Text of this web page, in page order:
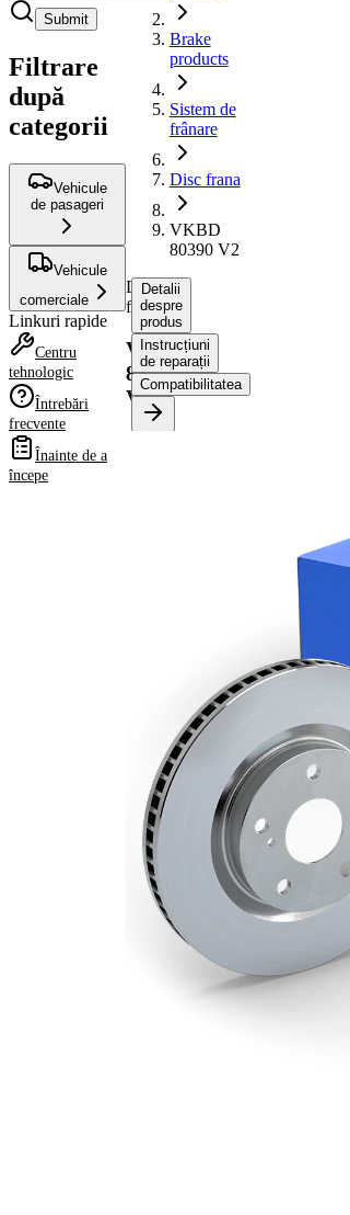
Submit
Filtrare
după
categorii
Vehicule
de pasageri
Vehicule
comerciale
Linkuri rapide
Centru
tehnologic
Întrebări
frecvente
Înainte de a
începe
Brake
products
Sistem de
frânare
Disc frana
VKBD
80390 V2
Disc
frana
VKBD
80390
V2
Detalii
despre
produs
Instrucțiuni
de reparații
Compatibilitatea
Diametru
exterior
Numar
gauri
Diametru
de centrare
62,2 mm
Asezare
gauri Ø
100 mm
Suprafata
acoperit
(cu un